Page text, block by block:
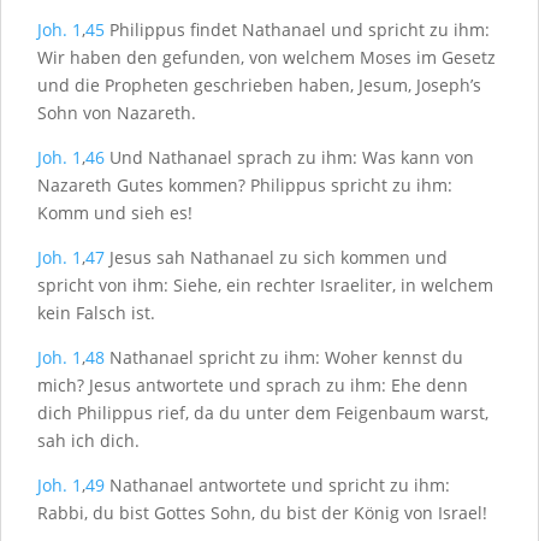
Joh. 1,45 Philippus findet Nathanael und spricht zu ihm:
Wir haben den gefunden, von welchem Moses im Gesetz
und die Propheten geschrieben haben, Jesum, Joseph’s
Sohn von Nazareth.
Joh. 1,46 Und Nathanael sprach zu ihm: Was kann von
Nazareth Gutes kommen? Philippus spricht zu ihm:
Komm und sieh es!
Joh. 1,47 Jesus sah Nathanael zu sich kommen und
spricht von ihm: Siehe, ein rechter Israeliter, in welchem
kein Falsch ist.
Joh. 1,48 Nathanael spricht zu ihm: Woher kennst du
mich? Jesus antwortete und sprach zu ihm: Ehe denn
dich Philippus rief, da du unter dem Feigenbaum warst,
sah ich dich.
Joh. 1,49 Nathanael antwortete und spricht zu ihm:
Rabbi, du bist Gottes Sohn, du bist der König von Israel!